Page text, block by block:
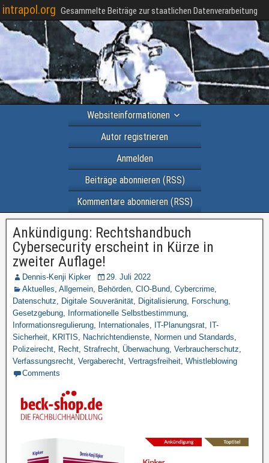
intrapol.org Gesammelte Beiträge zur staatlichen Datenverarbeitung
Websiteinformationen
Autor registrieren
Anmelden
Beiträge abonnieren (RSS)
Kommentare abonnieren (RSS)
Ankündigung: Rechtshandbuch
Cybersecurity erscheint in Kürze in
zweiter Auflage!
Dennis-Kenji Kipker
29. Juli 2022
Aktuelles, Allgemein, Behörden, CIO-Bund, Cybercrime,
Datenschutz, Digitale Souveränität, Digitalisierung, Forschung,
Gesetzgebung, Informationelle Selbstbestimmung,
Informationsregulierung, Internationales, IT-Planungsrat, IT-
Sicherheit, KRITIS, Nachrichtendienste, Normen und Standards,
Polizeirecht, Recht, Strafrecht, Überwachung, Verbraucherschutz,
Verfassungsrecht, Vergaberecht, Vertragsfreiheit, Whistleblowing
Comments